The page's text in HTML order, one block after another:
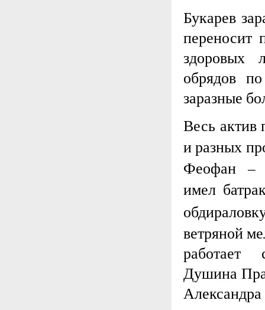
Букарев
переносит
здоровых
обрядов
заразные
Весь актив
и разных
Феофан –
имел
ветряной
работает
Душина